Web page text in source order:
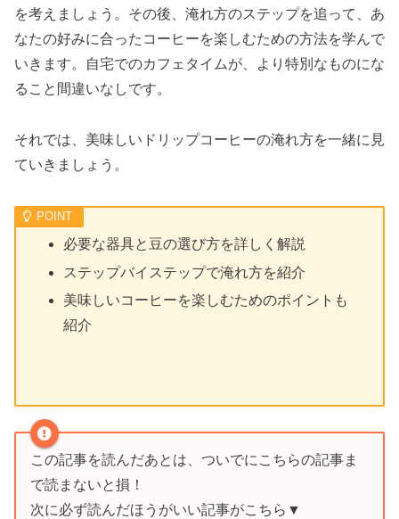
を考えましょう。その後、淹れ方のステップを追って、あ
なたの好みに合ったコーヒーを楽しむための方法を学んで
いきます。自宅でのカフェタイムが、より特別なものにな
ること間違いなしです。
それでは、美味しいドリップコーヒーの淹れ方を一緒に見
ていきましょう。
必要な器具と豆の選び方を詳しく解説
ステップバイステップで淹れ方を紹介
美味しいコーヒーを楽しむためのポイントも
紹介
この記事を読んだあとは、ついでにこちらの記事ま
で読まないと損！
次に必ず読んだほうがいい記事がこちら▼